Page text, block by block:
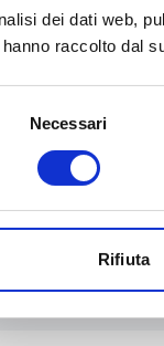
dei dati web,
raccolto dal
Necessari
Rifiuta
da Team
da almeno due
diploma di
saranno
daImprese in
con un
e in